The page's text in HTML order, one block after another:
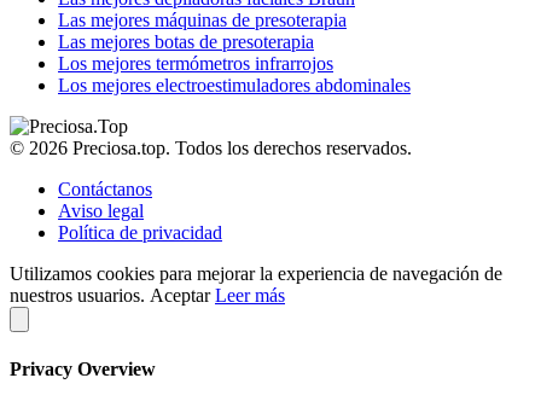
Las mejores máquinas de presoterapia
Las mejores botas de presoterapia
Los mejores termómetros infrarrojos
Los mejores electroestimuladores abdominales
© 2026 Preciosa.top. Todos los derechos reservados.
Contáctanos
Aviso legal
Política de privacidad
Utilizamos cookies para mejorar la experiencia de navegación de
nuestros usuarios. Aceptar Leer más
Privacy Overview